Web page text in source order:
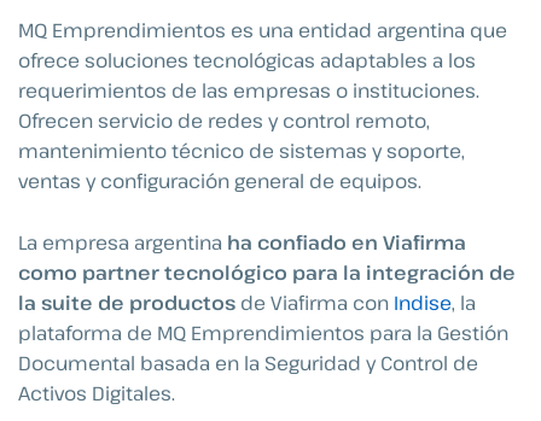
MQ Emprendimientos es una entidad argentina que
ofrece soluciones tecnológicas adaptables a los
requerimientos de las empresas o instituciones.
Ofrecen servicio de redes y control remoto,
mantenimiento técnico de sistemas y soporte,
ventas y configuración general de equipos.
La empresa argentina ha confiado en Viafirma
como partner tecnológico para la integración de
la suite de productos de Viafirma con Indise, la
plataforma de MQ Emprendimientos para la Gestión
Documental basada en la Seguridad y Control de
Activos Digitales.